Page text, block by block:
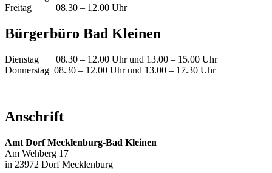
Freitag 08.30 – 12.00 Uhr
Bürgerbüro Bad Kleinen
Dienstag 08.30 – 12.00 Uhr und 13.00 – 15.00 Uhr
Donnerstag 08.30 – 12.00 Uhr und 13.00 – 17.30 Uhr
Anschrift
Amt Dorf Mecklenburg-Bad Kleinen
Am Wehberg 17
in 23972 Dorf Mecklenburg